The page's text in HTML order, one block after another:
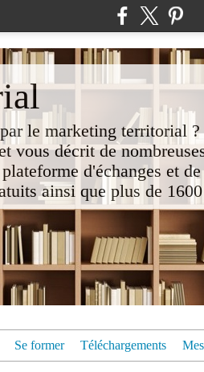
le marketing territorial
vous décrit de
d'échanges et
ainsi que plus de
Se former Téléchargements